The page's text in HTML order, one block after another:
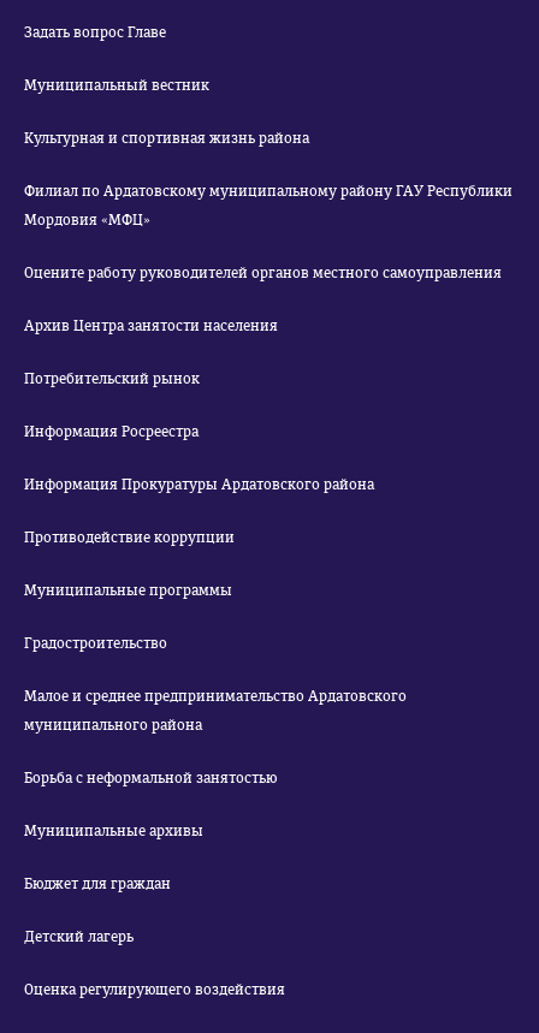
Задать вопрос Главе
Муниципальный вестник
Культурная и спортивная жизнь района
Филиал по Ардатовскому муниципальному району ГАУ Республики
Мордовия «МФЦ»
Оцените работу руководителей органов местного самоуправления
Архив Центра занятости населения
Потребительский рынок
Информация Росреестра
Информация Прокуратуры Ардатовского района
Противодействие коррупции
Муниципальные программы
Градостроительство
Малое и среднее предпринимательство Ардатовского
муниципального района
Борьба с неформальной занятостью
Муниципальные архивы
Бюджет для граждан
Детский лагерь
Оценка регулирующего воздействия